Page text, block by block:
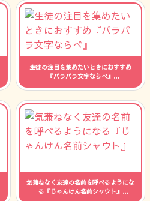
生徒の注目を集めたいときにおすすめ
『バラバラ文字ならべ』
気兼ねなく友達の名前を呼べるようにな
る『じゃんけん名前シャウト』